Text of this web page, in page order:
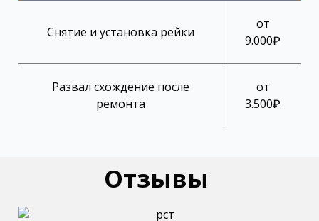
Снятие и установка рейки
от
9.000₽
Развал схождение после
ремонта
от
3.500₽
Отзывы